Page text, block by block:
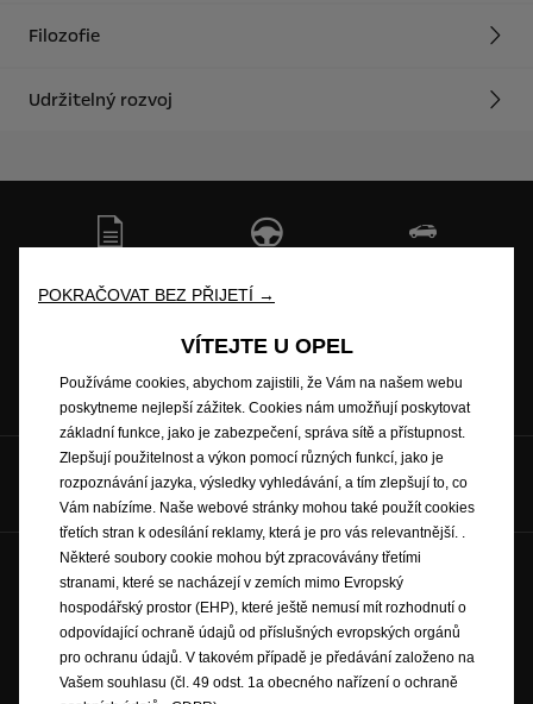
Filozofie
Udržitelný rozvoj
Ceníky a katalogy
Objednat se na
servis
Sociální sítě:
Budoucnost patří všem © Opel 2022
Ochranná známka a autorské právo
Osobní údaje a právní aspekty
Spotřeba paliva dle jízdního cyklu WLTP
Právní ujednání
Recyklace
Opel worldwide
Prohlášení o shodě
POKRAČOVAT BEZ PŘIJETÍ →
VÍTEJTE U OPEL
Používáme cookies, abychom zajistili, že Vám na našem webu
poskytneme nejlepší zážitek. Cookies nám umožňují poskytovat
základní funkce, jako je zabezpečení, správa sítě a přístupnost.
Zlepšují použitelnost a výkon pomocí různých funkcí, jako je
rozpoznávání jazyka, výsledky vyhledávání, a tím zlepšují to, co
Vám nabízíme. Naše webové stránky mohou také použít cookies
třetích stran k odesílání reklamy, která je pro vás relevantnější. .
Některé soubory cookie mohou být zpracovávány třetími
stranami, které se nacházejí v zemích mimo Evropský
hospodářský prostor (EHP), které ještě nemusí mít rozhodnutí o
odpovídající ochraně údajů od příslušných evropských orgánů
pro ochranu údajů. V takovém případě je předávání založeno na
Vašem souhlasu (čl. 49 odst. 1a obecného nařízení o ochraně